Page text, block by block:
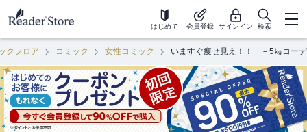
はじめて 会員登録 サインイン 検索
クフロア コミック 女性コミック いますぐ痩せ見え！！ －5㎏コーデ